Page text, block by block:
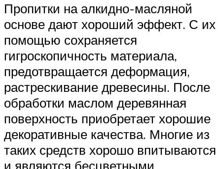
Пропитки на алкидно-масляной
основе дают хороший эффект. С их
помощью сохраняется
гигроскопичность материала,
предотвращается деформация,
растрескивание древесины. После
обработки маслом деревянная
поверхность приобретает хорошие
декоративные качества. Многие из
таких средств хорошо впитываются
и являются бесцветными